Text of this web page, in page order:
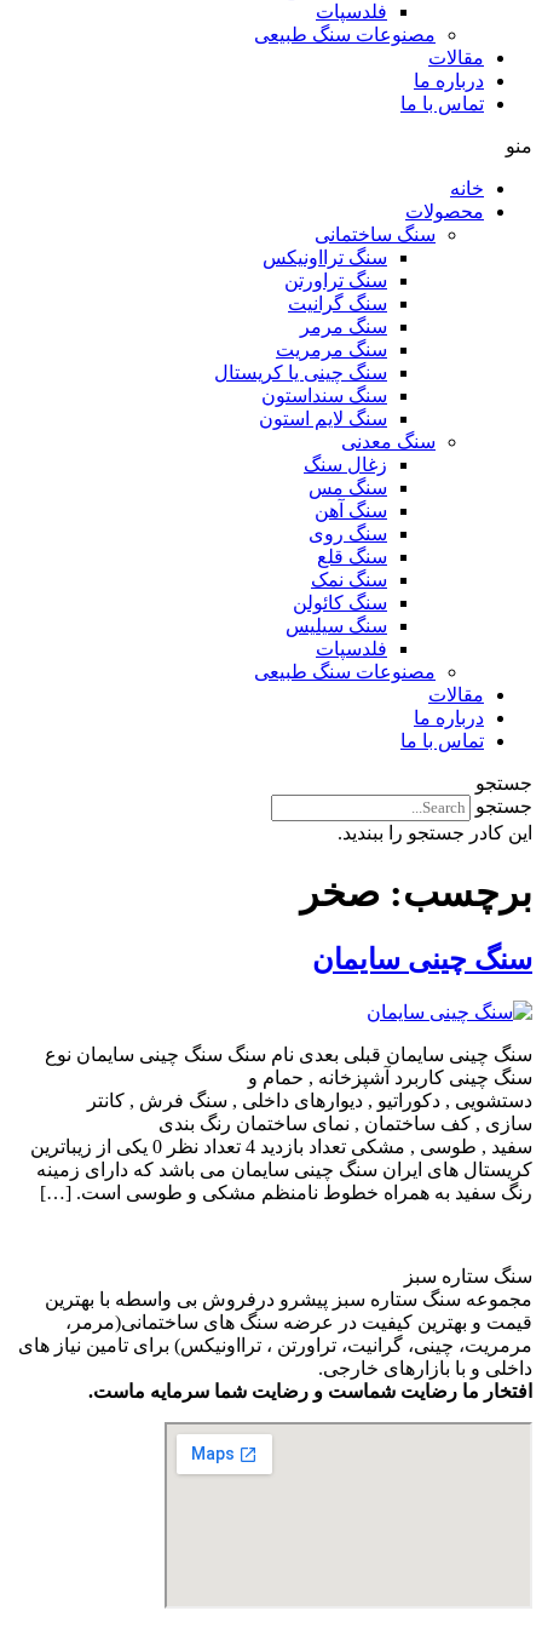
فلدسپات
مصنوعات سنگ طبیعی
مقالات
درباره ما
تماس با ما
منو
خانه
محصولات
سنگ ساختمانی
سنگ ترااونیکس
سنگ تراورتن
سنگ گرانیت
سنگ مرمر
سنگ مرمریت
سنگ چینی یا کریستال
سنگ سنداستون
سنگ لایم استون
سنگ معدنی
زغال سنگ
سنگ مس
سنگ آهن
سنگ روی
سنگ قلع
سنگ نمک
سنگ کائولن
سنگ سیلیس
فلدسپات
مصنوعات سنگ طبیعی
مقالات
درباره ما
تماس با ما
جستجو
جستجو
این کادر جستجو را ببندید.
برچسب: صخر
سنگ چینی سایمان
سنگ چینی سایمان قبلی بعدی نام سنگ سنگ چینی سایمان نوع
سنگ چینی کاربرد آشپزخانه , حمام و
دستشویی , دکوراتیو , دیوارهای داخلی , سنگ فرش , کانتر
سازی , کف ساختمان , نمای ساختمان رنگ بندی
سفید , طوسی , مشکی تعداد بازدید 4 تعداد نظر 0 یکی از زیباترین
کریستال های ایران سنگ چینی سایمان می باشد که دارای زمینه
رنگ سفید به همراه خطوط نامنظم مشکی و طوسی است. […]
سنگ ستاره سبز
مجموعه سنگ ستاره سبز پیشرو درفروش بی واسطه با بهترین
قیمت و بهترین کیفیت در عرضه سنگ های ساختمانی(مرمر،
مرمریت، چینی، گرانیت، تراورتن ، ترااونیکس) برای تامین نیاز های
داخلی و با بازارهای خارجی.
افتخار ما رضایت شماست و رضایت شما سرمایه ماست.